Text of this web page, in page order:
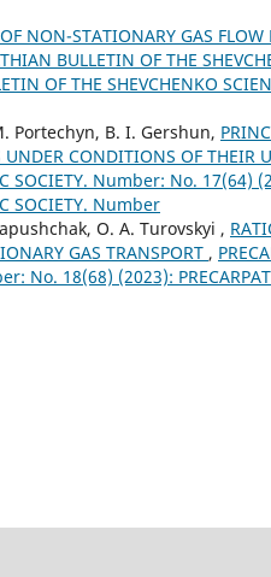
NON-STATIONARY GAS FLOW
BULLETIN OF THE
OF THE SHEVCHENKO
Portechyn, B. I. Gershun,
CONDITIONS OF THEIR
SOCIETY. Number: No. 17(64)
SOCIETY. Number
O. A. Turovskyi ,
GAS TRANSPORT ,
No. 18(68) (2023):